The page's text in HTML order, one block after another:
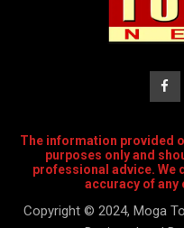
The information provided
purposes only and
professional advice. We
accuracy of
Copyright © 2024, Moga